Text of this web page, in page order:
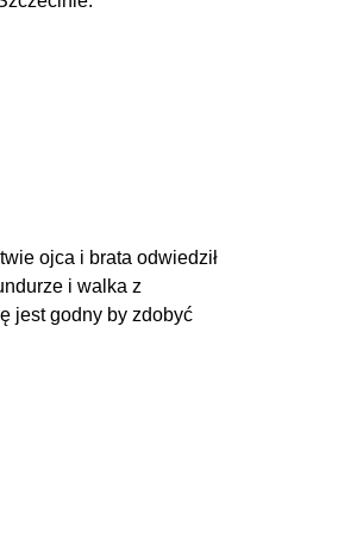
ojca i brata odwiedził
i walka z
jest godny by zdobyć